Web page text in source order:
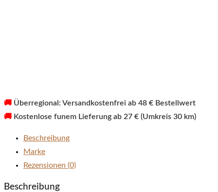
🚚 Überregional: Versandkostenfrei ab 48 € Bestellwert
🚚 Kostenlose funem Lieferung ab 27 € (Umkreis 30 km)
Beschreibung
Marke
Rezensionen (0)
Beschreibung